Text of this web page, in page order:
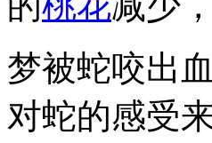
梦被蛇咬出
对蛇的感受